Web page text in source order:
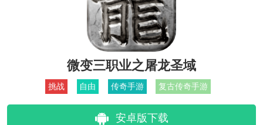
挂机养成
微变三职业之屠龙圣域
挑战 自由 传奇手游 复古传奇手游
安卓版下载